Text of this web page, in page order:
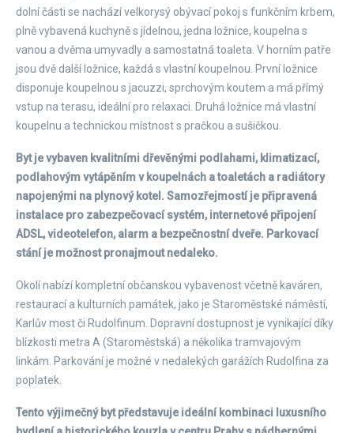
dolní části se nachází velkorysý obývací pokoj s funkčním krbem,
plně vybavená kuchyně s jídelnou, jedna ložnice, koupelna s
vanou a dvěma umyvadly a samostatná toaleta. V horním patře
jsou dvě další ložnice, každá s vlastní koupelnou. První ložnice
disponuje koupelnou s jacuzzi, sprchovým koutem a má přímý
vstup na terasu, ideální pro relaxaci. Druhá ložnice má vlastní
koupelnu a technickou místnost s pračkou a sušičkou.
Byt je vybaven kvalitními dřevěnými podlahami, klimatizací,
podlahovým vytápěním v koupelnách a toaletách a radiátory
napojenými na plynový kotel. Samozřejmostí je připravená
instalace pro zabezpečovací systém, internetové připojení
ADSL, videotelefon, alarm a bezpečnostní dveře. Parkovací
stání je možnost pronajmout nedaleko.
Okolí nabízí kompletní občanskou vybavenost včetně kaváren,
restaurací a kulturních památek, jako je Staroměstské náměstí,
Karlův most či Rudolfinum. Dopravní dostupnost je vynikající díky
blízkosti metra A (Staroměstská) a několika tramvajovým
linkám. Parkování je možné v nedalekých garážích Rudolfina za
poplatek.
Tento výjimečný byt představuje ideální kombinaci luxusního